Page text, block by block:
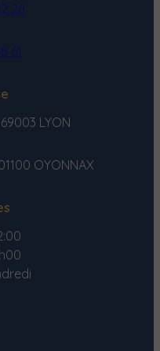
26
61
69003 LYON
OYONNAX